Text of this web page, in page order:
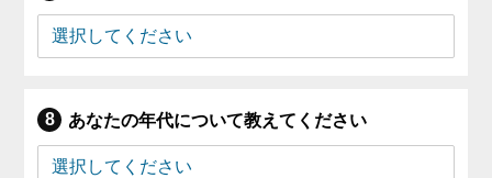
あなたの年代について教えてください